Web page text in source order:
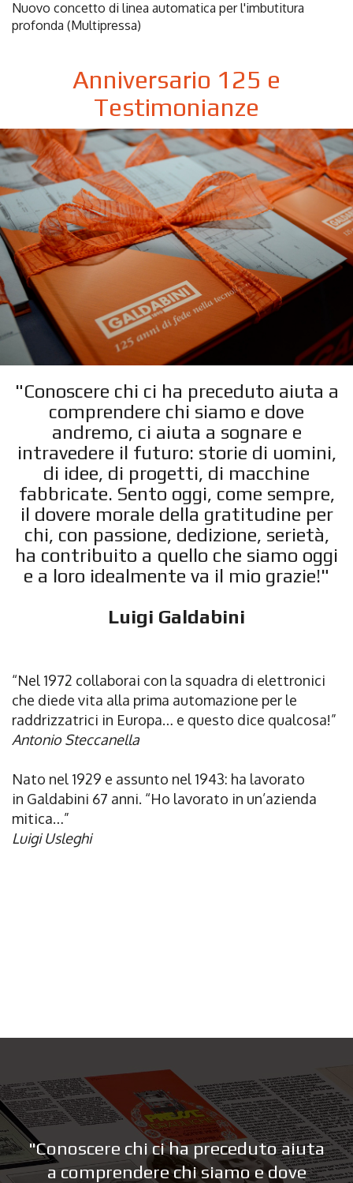
Nuovo concetto di linea automatica per l'imbutitura
profonda (Multipressa)
Anniversario 125 e
Testimonianze
"Conoscere chi ci ha preceduto aiuta a
comprendere chi siamo e dove
andremo, ci aiuta a sognare e
intravedere il futuro: storie di uomini,
di idee, di progetti, di macchine
fabbricate. Sento oggi, come sempre,
il dovere morale della gratitudine per
chi, con passione, dedizione, serietà,
ha contribuito a quello che siamo oggi
e a loro idealmente va il mio grazie!"
Luigi Galdabini
“Nel 1972 collaborai con la squadra di elettronici
che diede vita alla prima automazione per le
raddrizzatrici in Europa… e questo dice qualcosa!”
Antonio Steccanella
Nato nel 1929 e assunto nel 1943: ha lavorato
in Galdabini 67 anni. “Ho lavorato in un’azienda
mitica…”
Luigi Usleghi
"Conoscere chi ci ha preceduto aiuta
a comprendere chi siamo e dove